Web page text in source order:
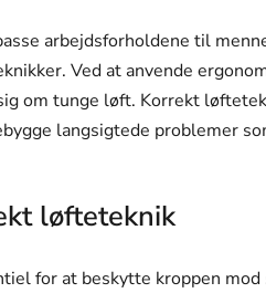
arbejdsforholdene til
Ved at anvende
om tunge løft. Korrekt
langsigtede problemer
løfteteknik
for at beskytte kroppen